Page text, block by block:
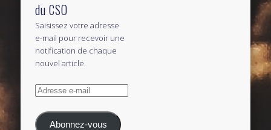
du CSO
Saisissez votre adresse
e-mail pour recevoir une
notification de chaque
nouvel article.
Adresse
mail
Abonnez-vous